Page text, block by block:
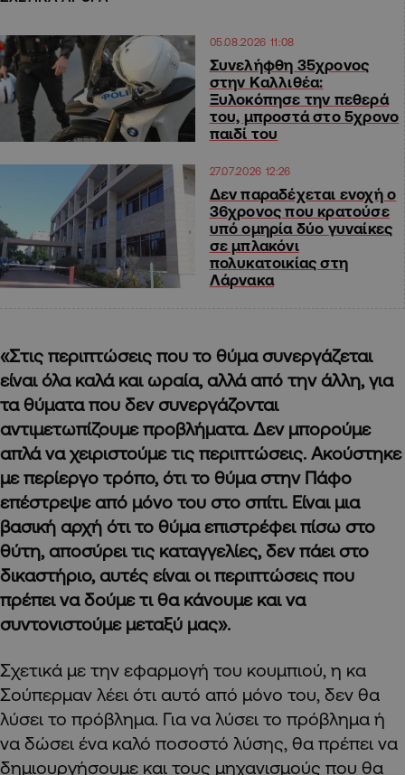
05.08.2026 11:08
Συνελήφθη 35χρονος
στην Καλλιθέα:
Ξυλοκόπησε την πεθερά
του, μπροστά στο 5χρονο
παιδί του
27.07.2026 12:26
Δεν παραδέχεται ενοχή ο
36χρονος που κρατούσε
υπό ομηρία δύο γυναίκες
σε μπλακόνι
πολυκατοικίας στη
Λάρνακα
«Στις περιπτώσεις που το θύμα συνεργάζεται
είναι όλα καλά και ωραία, αλλά από την άλλη, για
τα θύματα που δεν συνεργάζονται
αντιμετωπίζουμε προβλήματα. Δεν μπορούμε
απλά να χειριστούμε τις περιπτώσεις. Ακούστηκε
με περίεργο τρόπο, ότι το θύμα στην Πάφο
επέστρεψε από μόνο του στο σπίτι. Είναι μια
βασική αρχή ότι το θύμα επιστρέφει πίσω στο
θύτη, αποσύρει τις καταγγελίες, δεν πάει στο
δικαστήριο, αυτές είναι οι περιπτώσεις που
πρέπει να δούμε τι θα κάνουμε και να
συντονιστούμε μεταξύ μας».
Σχετικά με την εφαρμογή του κουμπιού, η κα
Σούπερμαν λέει ότι αυτό από μόνο του, δεν θα
λύσει το πρόβλημα. Για να λύσει το πρόβλημα ή
να δώσει ένα καλό ποσοστό λύσης, θα πρέπει να
δημιουργήσουμε και τους μηχανισμούς που θα